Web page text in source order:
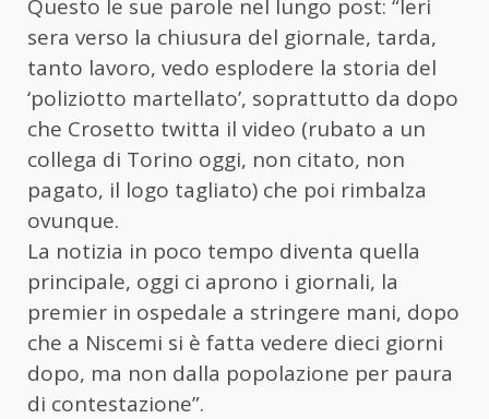
Questo le sue parole nel lungo post: “Ieri
sera verso la chiusura del giornale, tarda,
tanto lavoro, vedo esplodere la storia del
‘poliziotto martellato’, soprattutto da dopo
che Crosetto twitta il video (rubato a un
collega di Torino oggi, non citato, non
pagato, il logo tagliato) che poi rimbalza
ovunque.
La notizia in poco tempo diventa quella
principale, oggi ci aprono i giornali, la
premier in ospedale a stringere mani, dopo
che a Niscemi si è fatta vedere dieci giorni
dopo, ma non dalla popolazione per paura
di contestazione”.